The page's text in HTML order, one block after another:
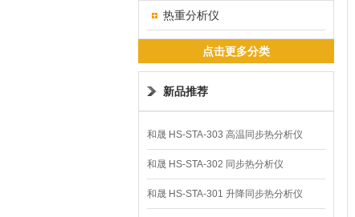
热重分析仪
点击更多分类
新品推荐
和晟 HS-STA-303 高温同步热分析仪
和晟 HS-STA-302 同步热分析仪
和晟 HS-STA-301 升降同步热分析仪